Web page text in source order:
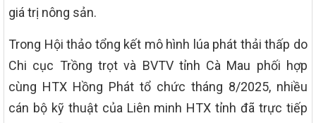
giá trị nông sản.
Trong Hội thảo tổng kết mô hình lúa phát thải thấp do
Chi cục Trồng trọt và BVTV tỉnh Cà Mau phối hợp
cùng HTX Hồng Phát tổ chức tháng 8/2025, nhiều
cán bộ kỹ thuật của Liên minh HTX tỉnh đã trực tiếp